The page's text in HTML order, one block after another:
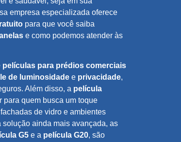
empresa especializada oferece
para que você saiba
e como podemos atender às
películas para prédios comerciais
de luminosidade e privacidade,
Além disso, a película
para quem busca um toque
de vidro e ambientes
ainda mais avançada, as
G5 e a película G20, são